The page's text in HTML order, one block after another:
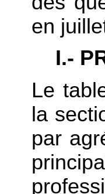
en
I.-
Le
la
par